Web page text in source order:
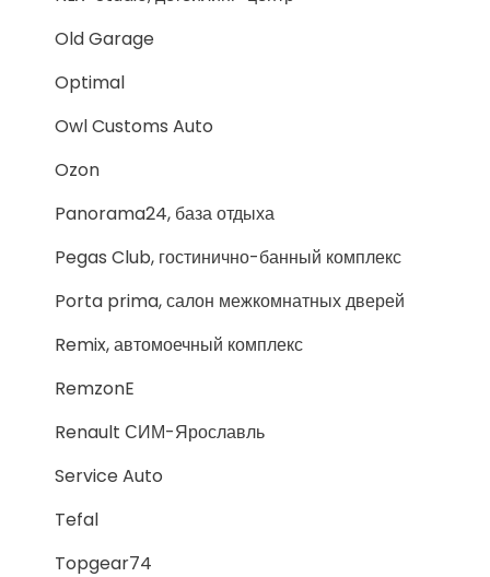
Old Garage
Optimal
Owl Customs Auto
Ozon
Panorama24, база отдыха
Pegas Club, гостинично-банный комплекс
Porta prima, салон межкомнатных дверей
Remix, автомоечный комплекс
RemzonE
Renault СИМ-Ярославль
Service Auto
Tefal
Topgear74